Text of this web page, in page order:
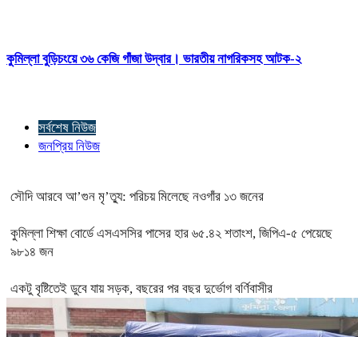
কুমিল্লা বুড়িচংয়ে ৩৬ কেজি গাঁজা উদ্বার। ভারতীয় নাগরিকসহ আটক-২
সর্বশেষ নিউজ
জনপ্রিয় নিউজ
সৌদি আরবে আ’গুন মৃ’ত্যু: পরিচয় মিলেছে নওগাঁর ১৩ জনের
কুমিল্লা শিক্ষা বোর্ডে এসএসসির পাসের হার ৬৫.৪২ শতাংশ, জিপিএ-৫ পেয়েছে
৯৮১৪ জন
একটু বৃষ্টিতেই ডুবে যায় সড়ক, বছরের পর বছর দুর্ভোগ বর্ণিবাসীর